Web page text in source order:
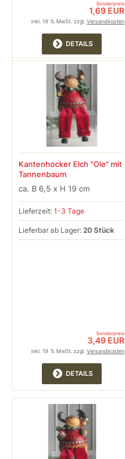
Sonderpreis
1,69 EUR
inkl. 19 % MwSt. zzgl. Versandkosten
DETAILS
Kantenhocker Elch "Ole" mit
Tannenbaum
ca. B 6,5 x H 19 cm
Lieferzeit: 1-3 Tage
Lieferbar ab Lager: 20 Stück
Sonderpreis
3,49 EUR
inkl. 19 % MwSt. zzgl. Versandkosten
DETAILS